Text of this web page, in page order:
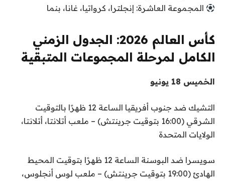
المجموعة العاشرة: إنجلترا، كرواتيا، غانا، بنما
كأس العالم 2026: الجدول الزمني
الكامل لمرحلة المجموعات المتبقية
الخميس 18 يونيو
التشيك ضد جنوب أفريقيا الساعة 12 ظهرًا بالتوقيت
الشرقي (16:00 بتوقيت جرينتش) – ملعب أتلانتا، أتلانتا،
الولايات المتحدة
سويسرا ضد البوسنة الساعة 12 ظهرًا بتوقيت المحيط
الهادئ (19:00 بتوقيت جرينتش) – ملعب لوس أنجلوس،